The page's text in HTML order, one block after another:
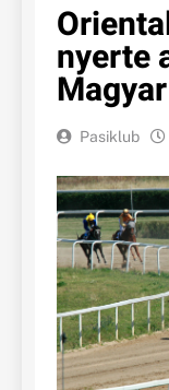
nyerte
Pasiklub